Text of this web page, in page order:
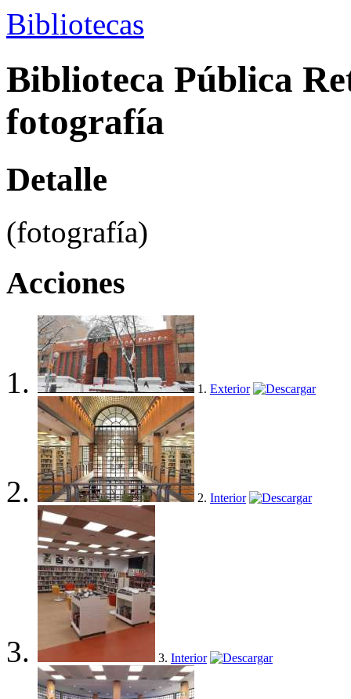
Bibliotecas
Biblioteca Pública
fotografía
Detalle
(fotografía)
Acciones
1. Exterior
2. Interior
3. Interior